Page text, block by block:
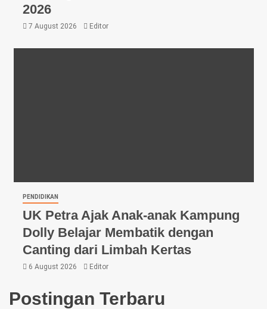
2026
7 August 2026 Editor
PENDIDIKAN
UK Petra Ajak Anak-anak Kampung
Dolly Belajar Membatik dengan
Canting dari Limbah Kertas
6 August 2026 Editor
Postingan Terbaru